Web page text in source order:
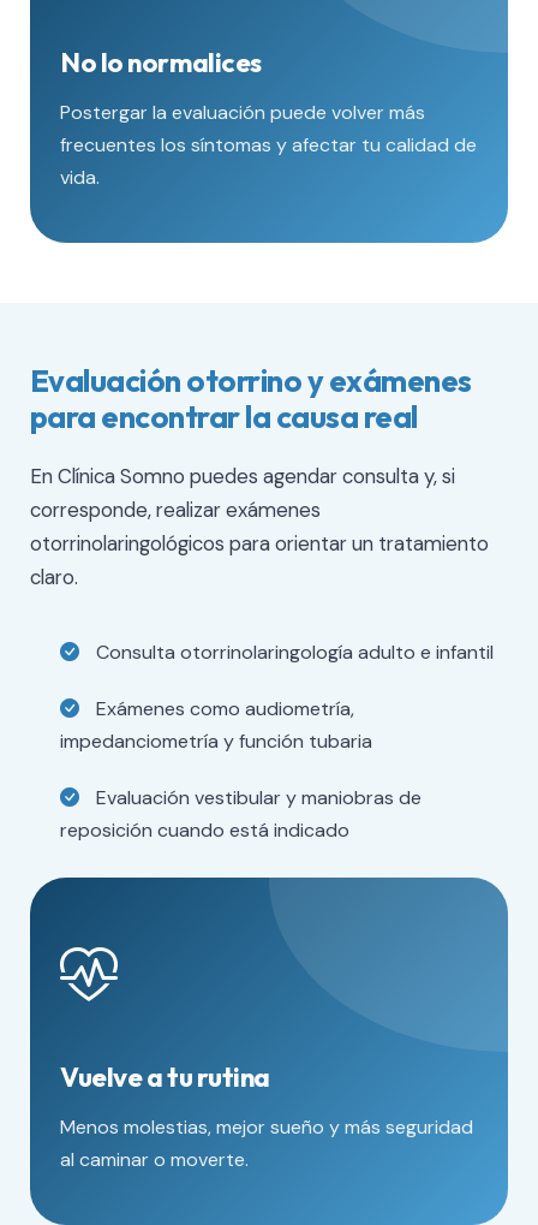
No lo normalices
Postergar la evaluación puede volver más
frecuentes los síntomas y afectar tu calidad de
vida.
Evaluación otorrino y exámenes
para encontrar la causa real
En Clínica Somno puedes agendar consulta y, si
corresponde, realizar exámenes
otorrinolaringológicos para orientar un tratamiento
claro.
Consulta otorrinolaringología adulto e infantil
Exámenes como audiometría,
impedanciometría y función tubaria
Evaluación vestibular y maniobras de
reposición cuando está indicado
Vuelve a tu rutina
Menos molestias, mejor sueño y más seguridad
al caminar o moverte.